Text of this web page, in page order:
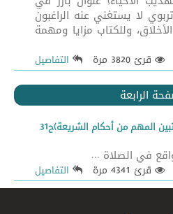
لا يستغني عنه الراغبون
وللكتاب مزايا ومهمة
قرئ 3820 مرة التفاصيل
الرابعة
المهم من أحكام الشريعة)ح31
في الصلاة ...
قرئ 4341 مرة التفاصيل